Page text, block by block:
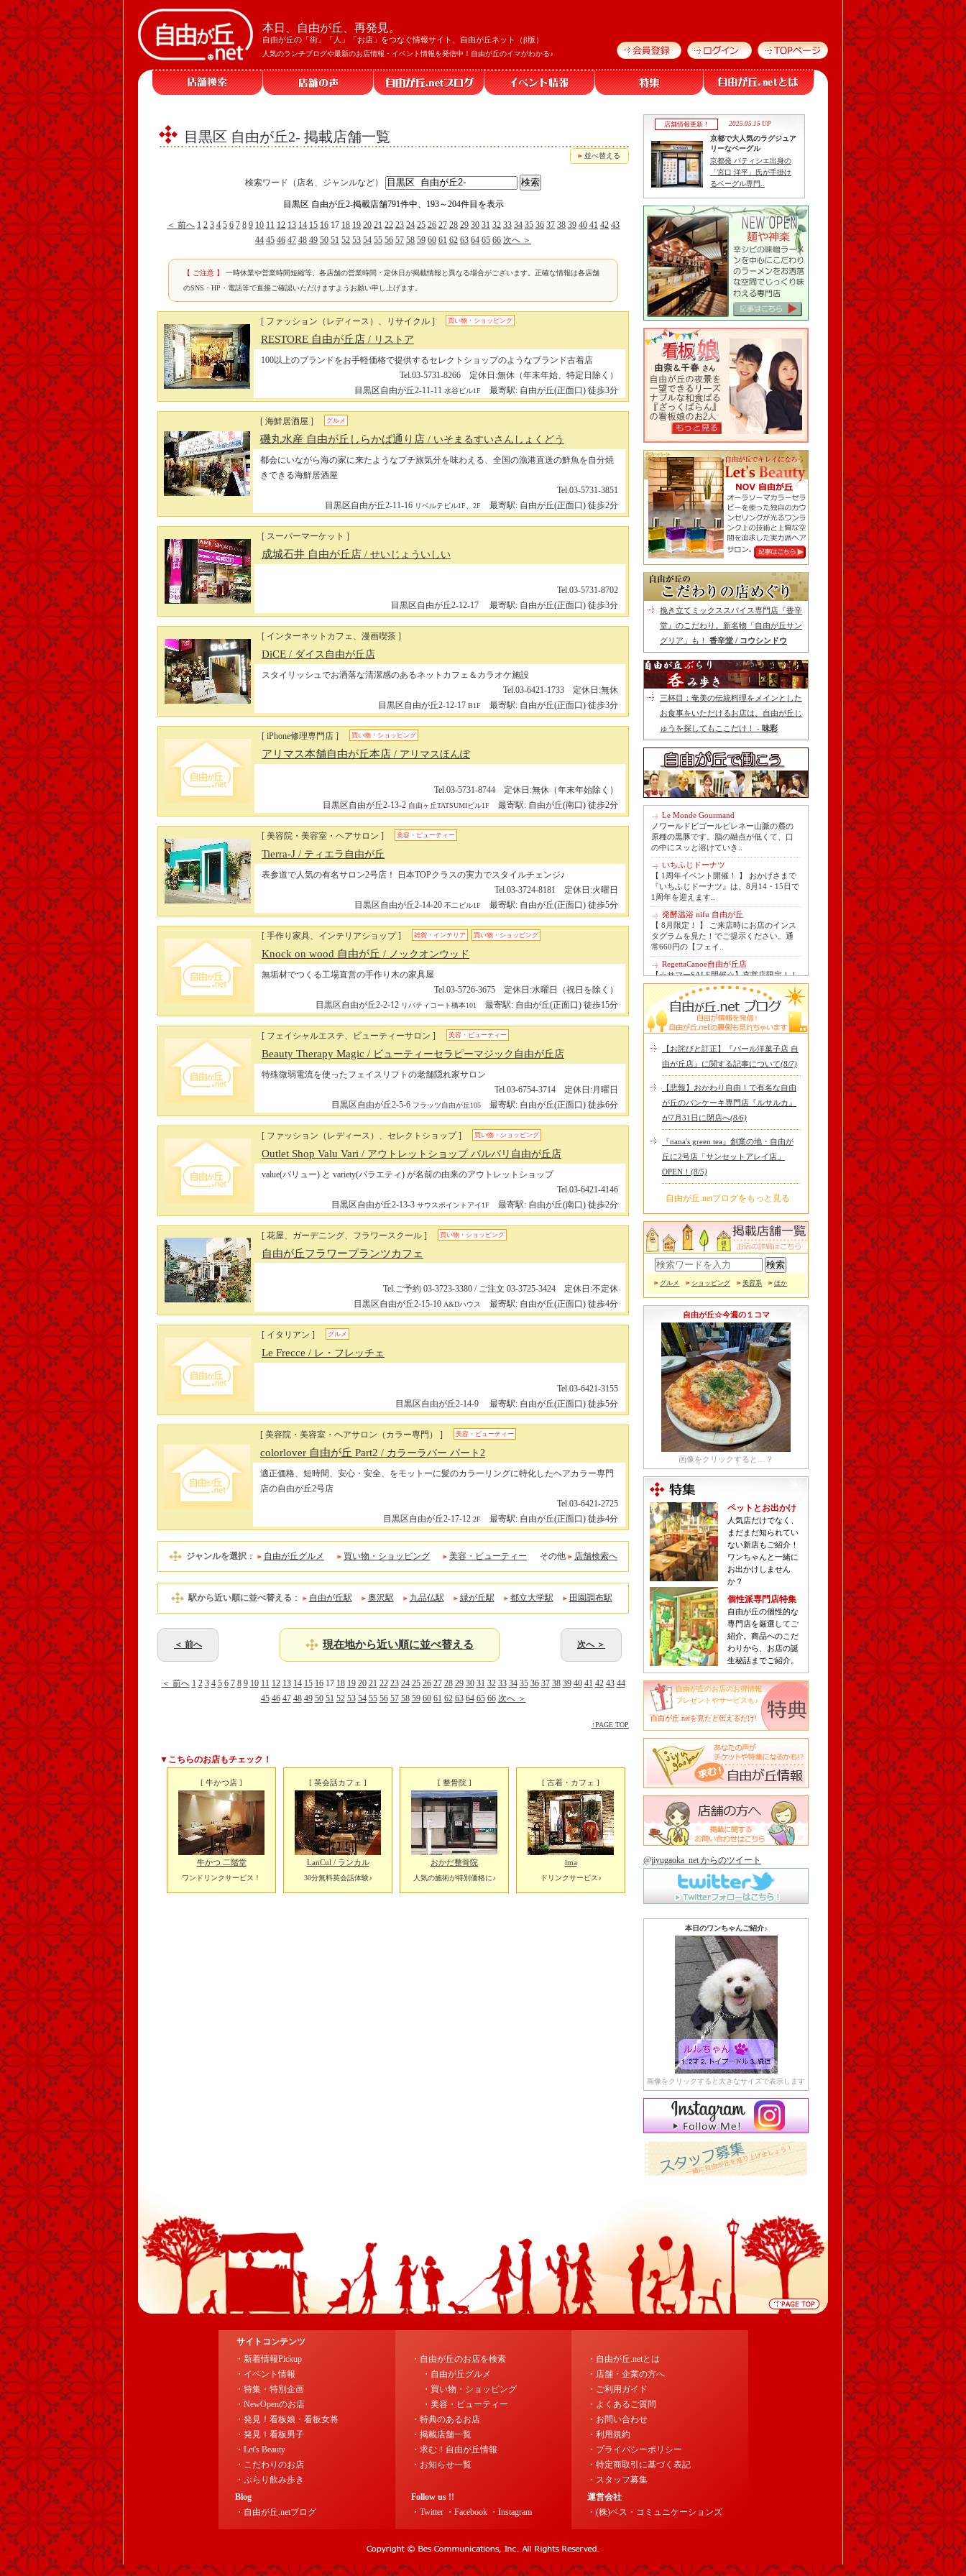
本日、自由が丘、再発見。
自由が丘の「街」「人」「お店」をつなぐ情報サイト、自由が丘ネット（β版）
人気のランチブログや最新のお店情報・イベント情報を発信中！自由が丘のイマがわかる♪
目黒区 自由が丘2- 掲載店舗一覧
並べ替える
検索ワード（店名、ジャンルなど）
目黒区 自由が丘2-掲載店舗791件中、193～204件目を表示
＜ 前へ 1 2 3 4 5 6 7 8 9 10 11 12 13 14 15 16 17 18 19 20 21 22 23 24 25 26 27 28 29 30 31 32 33 34 35 36 37 38 39 40 41 42 43
44 45 46 47 48 49 50 51 52 53 54 55 56 57 58 59 60 61 62 63 64 65 66 次へ ＞
【 ご注意 】
一時休業や営業時間短縮等、各店舗の営業時間・定休日が掲載情報と異なる場合がございます。正確な情報は各店舗
のSNS・HP・電話等で直接ご確認いただけますようお願い申し上げます。
[ ファッション（レディース）、リサイクル ] 買い物・ショッピング
RESTORE 自由が丘店 / リストア
100以上のブランドをお手軽価格で提供するセレクトショップのようなブランド古着店
Tel.03-5731-8266 定休日:無休（年末年始、特定日除く）
目黒区自由が丘2-11-11 水谷ビル1F 最寄駅: 自由が丘(正面口) 徒歩3分
[ 海鮮居酒屋 ] グルメ
磯丸水産 自由が丘しらかば通り店 / いそまるすいさんしょくどう
都会にいながら海の家に来たようなプチ旅気分を味わえる、全国の漁港直送の鮮魚を自分焼
きできる海鮮居酒屋
Tel.03-5731-3851
目黒区自由が丘2-11-16 リベルテビル1F、2F 最寄駅: 自由が丘(正面口) 徒歩2分
[ スーパーマーケット ]
成城石井 自由が丘店 / せいじょういしい
Tel.03-5731-8702
目黒区自由が丘2-12-17
最寄駅: 自由が丘(正面口) 徒歩3分
[ インターネットカフェ、漫画喫茶 ]
DiCE / ダイス自由が丘店
スタイリッシュでお洒落な清潔感のあるネットカフェ＆カラオケ施設
Tel.03-6421-1733 定休日:無休
目黒区自由が丘2-12-17 B1F 最寄駅: 自由が丘(正面口) 徒歩3分
[ iPhone修理専門店 ] 買い物・ショッピング
アリマス本舗自由が丘本店 / アリマスほんぽ
Tel.03-5731-8744 定休日:無休（年末年始除く）
目黒区自由が丘2-13-2 自由ヶ丘TATSUMIビル1F 最寄駅: 自由が丘(南口) 徒歩2分
[ 美容院・美容室・ヘアサロン ] 美容・ビューティー
Tierra-J / ティエラ自由が丘
表参道で人気の有名サロン2号店！ 日本TOPクラスの実力でスタイルチェンジ♪
Tel.03-3724-8181 定休日:火曜日
目黒区自由が丘2-14-20 不二ビル1F 最寄駅: 自由が丘(正面口) 徒歩5分
[ 手作り家具、インテリアショップ ] 雑貨・インテリア 買い物・ショッピング
Knock on wood 自由が丘 / ノックオンウッド
無垢材でつくる工場直営の手作り木の家具屋
Tel.03-5726-3675 定休日:水曜日（祝日を除く）
目黒区自由が丘2-2-12 リバティコート橋本101 最寄駅: 自由が丘(正面口) 徒歩15分
[ フェイシャルエステ、ビューティーサロン ] 美容・ビューティー
Beauty Therapy Magic / ビューティーセラピーマジック自由が丘店
特殊微弱電流を使ったフェイスリフトの老舗隠れ家サロン
Tel.03-6754-3714 定休日:月曜日
目黒区自由が丘2-5-6 フラッツ自由が丘105 最寄駅: 自由が丘(正面口) 徒歩6分
[ ファッション（レディース）、セレクトショップ ] 買い物・ショッピング
Outlet Shop Valu Vari / アウトレットショップ バルバリ自由が丘店
value(バリュー) と variety(バラエティ) が名前の由来のアウトレットショップ
Tel.03-6421-4146
目黒区自由が丘2-13-3 サウスポイントアイ1F 最寄駅: 自由が丘(南口) 徒歩2分
[ 花屋、ガーデニング、フラワースクール ] 買い物・ショッピング
自由が丘フラワープランツカフェ
Tel.ご予約 03-3723-3380 / ご注文 03-3725-3424 定休日:不定休
目黒区自由が丘2-15-10 A&Dハウス 最寄駅: 自由が丘(正面口) 徒歩4分
[ イタリアン ] グルメ
Le Frecce / レ・フレッチェ
Tel.03-6421-3155
目黒区自由が丘2-14-9
最寄駅: 自由が丘(正面口) 徒歩5分
[ 美容院・美容室・ヘアサロン（カラー専門） ] 美容・ビューティー
colorlover 自由が丘 Part2 / カラーラバー パート2
適正価格、短時間、安心・安全、をモットーに髪のカラーリングに特化したヘアカラー専門
店の自由が丘2号店
Tel.03-6421-2725
目黒区自由が丘2-17-12 2F 最寄駅: 自由が丘(正面口) 徒歩4分
ジャンルを選択 ： 自由が丘グルメ 買い物・ショッピング 美容・ビューティー その他 店舗検索へ
駅から近い順に並べ替える ： 自由が丘駅 奥沢駅 九品仏駅 緑が丘駅 都立大学駅 田園調布駅
＜ 前へ 現在地から近い順に並べ替える 次へ ＞
＜ 前へ 1 2 3 4 5 6 7 8 9 10 11 12 13 14 15 16 17 18 19 20 21 22 23 24 25 26 27 28 29 30 31 32 33 34 35 36 37 38 39 40 41 42 43 44
45 46 47 48 49 50 51 52 53 54 55 56 57 58 59 60 61 62 63 64 65 66 次へ ＞
↑PAGE TOP
▼こちらのお店もチェック！
[ 牛かつ店 ]
牛かつ 二階堂
ワンドリンクサービス！
[ 英会話カフェ ]
LanCul / ランカル
30分無料英会話体験♪
[ 整骨院 ]
おかだ整骨院
人気の施術が特別価格に♪
[ 古着・カフェ ]
ima
ドリンクサービス♪
店舗情報更新！ 2025.05.15 UP
京都で大人気のラグジュア
リーなベーグル
京都発 パティシエ出身の
「宮口 洋平」氏が手掛け
るベーグル専門..
挽き立てミックススパイス専門店『香辛
堂』のこだわり。新名物「自由が丘サン
グリア」も！ 香辛堂 / コウシンドウ
三杯目：奄美の伝統料理をメインとした
お食事をいただけるお店は、自由が丘じ
ゅうを探してもここだけ！ - 味彩
Le Monde Gourmand
ノワールドビゴールピレネー山脈の麓の
原種の黒豚です。脂の融点が低くて、口
の中にスッと溶けていき..
いちふじドーナツ
【 1周年イベント開催！ 】 おかげさまで
『いちふじドーナツ』は、8月14・15日で
1周年を迎えます..
発酵温浴 nifu 自由が丘
【 8月限定！ 】 ご来店時にお店のインス
タグラムを見た！でご提示ください。通
常660円の【フェイ..
RegettaCanoe自由が丘店
【☆サマーSALE開催☆】直営店限定！！
お得なサンダルがいっぱい！！ こんにち
は！！RegettaCanoe自..
中華ばんばん
8月15日（土）は夏季休業とさせていただ
きます。 翌16日（日）は通常通り定休日
ですので、2連休となり..
tomoru
土曜日限定ランチセット(12:00〜15:00)は
じまりました！※数量限定その日のおす
冷え性改善協会 ICITO
【 よもぎ蒸しやリラクゼーション専門の
エステサロン、リ..
【お詫びと訂正】『パール洋菓子店 自
由が丘店』に関する記事について(8/7)
【悲報】おかわり自由！で有名な自由
が丘のパンケーキ専門店『ルサルカ』
が7月31日に閉店へ(8/6)
『nana's green tea』創業の地・自由が
丘に2号店「サンセットアレイ店」
OPEN！ (8/5)
自由が丘.netブログをもっと見る
グルメ ショッピング 美容系 ほか
自由が丘☆今週の１コマ
画像をクリックすると…？
ペットとお出かけ
人気店だけでなく、
まだまだ知られてい
ない新店もご紹介！
ワンちゃんと一緒に
お出かけしません
か？
個性派専門店特集
自由が丘の個性的な
専門店を厳選してご
紹介。商品へのこだ
わりから、お店の誕
生秘話までご紹介。
自由が丘のお店のお得情報
プレゼントやサービスも♪
自由が丘.netを見たと伝えるだけ!
@jiyugaoka_net からのツイート
本日のワンちゃんご紹介♪
画像をクリックすると大きなサイズで表示します
サイトコンテンツ
・新着情報Pickup
・イベント情報
・特集・特別企画
・NewOpenのお店
・発見！看板娘・看板女将
・発見！看板男子
・Let's Beauty
・こだわりのお店
・ぶらり飲み歩き
Blog
・自由が丘.netブログ
・自由が丘のお店を検索
・自由が丘グルメ
・買い物・ショッピング
・美容・ビューティー
・特典のあるお店
・掲載店舗一覧
・求む！自由が丘情報
・お知らせ一覧
Follow us !!
・Twitter
・Facebook ・Instagram
・自由が丘.netとは
・店舗・企業の方へ
・ご利用ガイド
・よくあるご質問
・お問い合わせ
・利用規約
・プライバシーポリシー
・特定商取引に基づく表記
・スタッフ募集
運営会社
・(株)ベス・コミュニケーションズ